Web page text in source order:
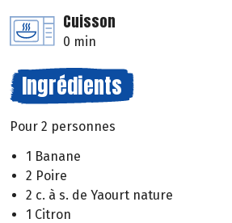
Cuisson
0 min
Ingrédients
Pour 2 personnes
1 Banane
2 Poire
2 c. à s. de Yaourt nature
1 Citron